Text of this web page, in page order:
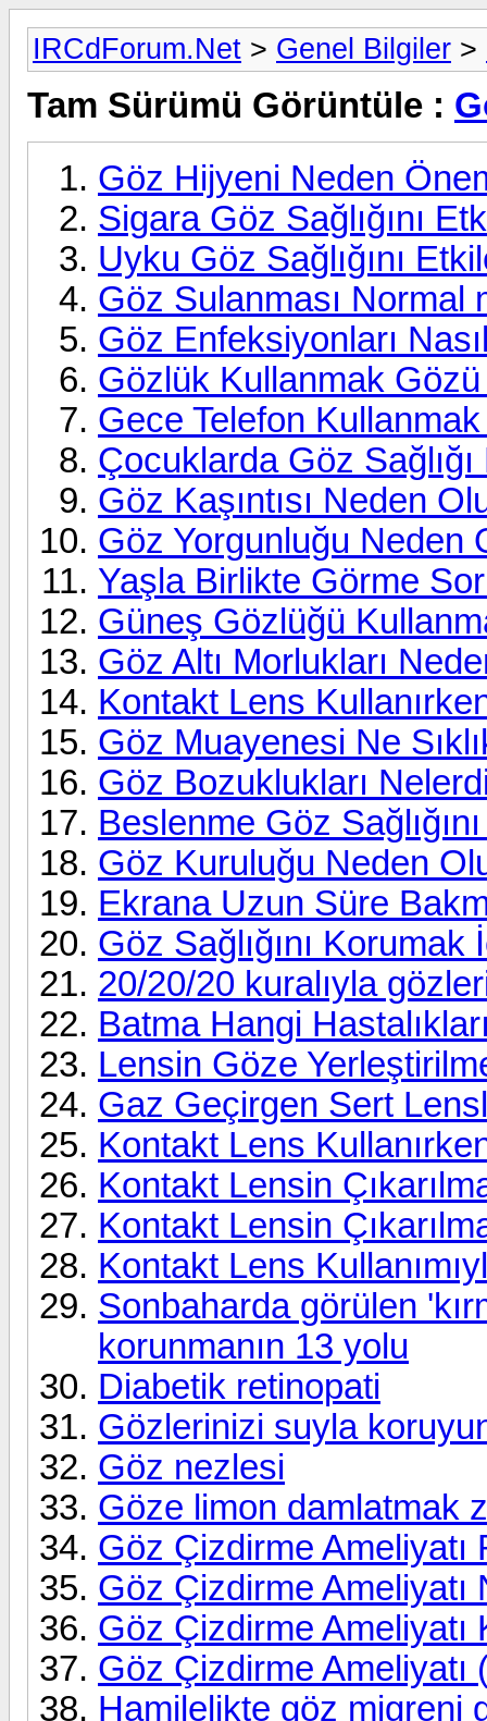
IRCdForum.Net > Genel Bilgiler >
Tam Sürümü Görüntüle :
Göz Hijyeni Neden
Sigara Göz Sağlığını
Uyku Göz Sağlığını
Göz Sulanması Normal
Göz Enfeksiyonları
Gözlük Kullanmak
Gece Telefon
Çocuklarda Göz
Göz Kaşıntısı Neden
Göz Yorgunluğu Neden
Yaşla Birlikte Görme
Güneş Gözlüğü
Göz Altı Morlukları
Kontakt Lens
Göz Muayenesi Ne
Göz Bozuklukları
Beslenme Göz
Göz Kuruluğu Neden
Ekrana Uzun Süre
Göz Sağlığını Korumak
20/20/20 kuralıyla
Batma Hangi
Lensin Göze
Gaz Geçirgen Sert
Kontakt Lens
Kontakt Lensin
Kontakt Lensin
Kontakt Lens
Sonbaharda görülen
korunmanın 13 yolu
Diabetik retinopati
Gözlerinizi suyla
Göz nezlesi
Göze limon damlatmak
Göz Çizdirme Ameliyatı
Göz Çizdirme Ameliyatı
Göz Çizdirme Ameliyatı
Göz Çizdirme
Hamilelikte göz migreni